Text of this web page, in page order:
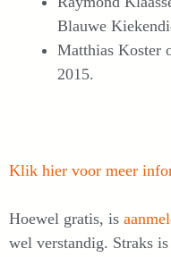
Blauwe
Matthias Koster
2015.
Klik hier voor meer
Hoewel gratis, is
wel verstandig. Straks